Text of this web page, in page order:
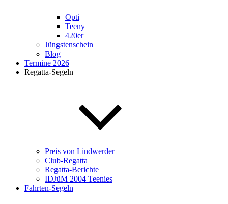
Opti
Teeny
420er
Jüngstenschein
Blog
Termine 2026
Regatta-Segeln
Preis von Lindwerder
Club-Regatta
Regatta-Berichte
IDJüM 2004 Teenies
Fahrten-Segeln